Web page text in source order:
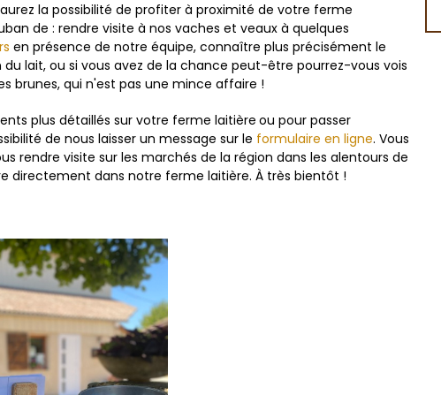
la possibilité de profiter à proximité de votre ferme
de : rendre visite à nos vaches et veaux à quelques
en présence de notre équipe, connaître plus précisément le
lait, ou si vous avez de la chance peut-être pourrez-vous vois
brunes, qui n'est pas une mince affaire !
plus détaillés sur votre ferme laitière ou pour passer
de nous laisser un message sur le formulaire en ligne. Vous
rendre visite sur les marchés de la région dans les alentours de
directement dans notre ferme laitière. À très bientôt !